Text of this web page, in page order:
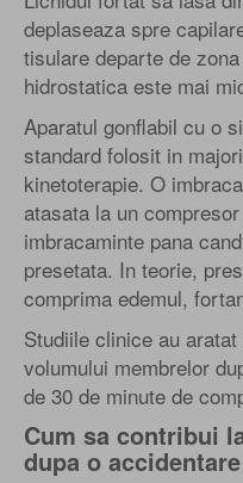
deplaseaza spre
tisulare departe de
hidrostatica este mai
Aparatul gonflabil cu o
standard folosit in
kinetoterapie. O
atasata la un
imbracaminte pana
presetata. In teorie,
comprima edemul,
Studiile clinice au
volumului membrelor
de 30 de minute de
Cum sa contribui
dupa o